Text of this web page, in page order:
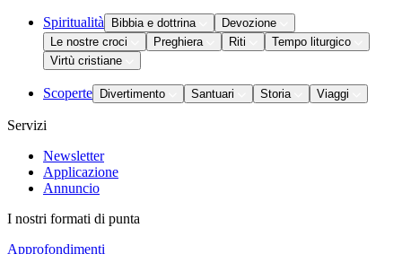
Spiritualità Bibbia e dottrina
Devozione
Le nostre croci
Preghiera Riti
Tempo liturgico
Virtù cristiane
Scoperte Divertimento Santuari Storia Viaggi
Servizi
Newsletter
Applicazione
Annuncio
I nostri formati di punta
Approfondimenti